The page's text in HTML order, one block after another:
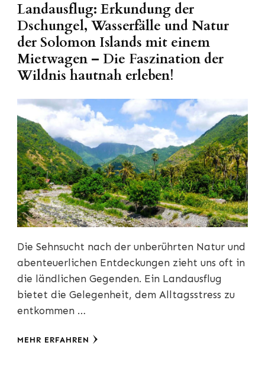
Landausflug: Erkundung der
Dschungel, Wasserfälle und Natur
der Solomon Islands mit einem
Mietwagen – Die Faszination der
Wildnis hautnah erleben!
Die Sehnsucht nach der unberührten Natur und
abenteuerlichen Entdeckungen zieht uns oft in
die ländlichen Gegenden. Ein Landausflug
bietet die Gelegenheit, dem Alltagsstress zu
entkommen …
MEHR ERFAHREN